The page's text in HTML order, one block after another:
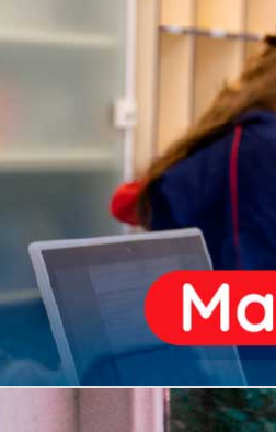
INFANTIL
os dias
MÉDIO
igh School
Diplomação
FUNDAMENTAL